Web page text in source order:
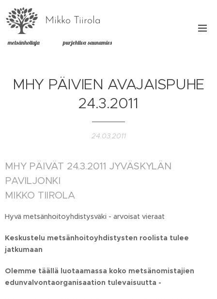
Mikko Tiirola
metsänhoitaja purjehtiva saunamies
MHY PÄIVIEN AVAJAISPUHE
24.3.2011
24.03.2011
MHY PÄIVÄT 24.3.2011 JYVÄSKYLÄN
PAVILJONKI
MIKKO TIIROLA
Hyvä metsänhoitoyhdistysväki - arvoisat vieraat
Keskustelu metsänhoitoyhdistysten roolista tulee
jatkumaan
Olemme täällä luotaamassa koko metsänomistajien
edunvalvontaorganisaation tulevaisuutta -